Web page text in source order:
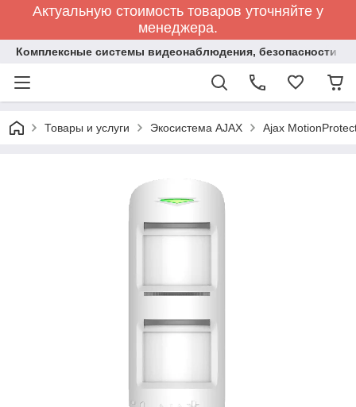
Актуальную стоимость товаров уточняйте у
менеджера.
Комплексные системы видеонаблюдения, безопасности и
Товары и услуги Экосистема AJAX Ajax